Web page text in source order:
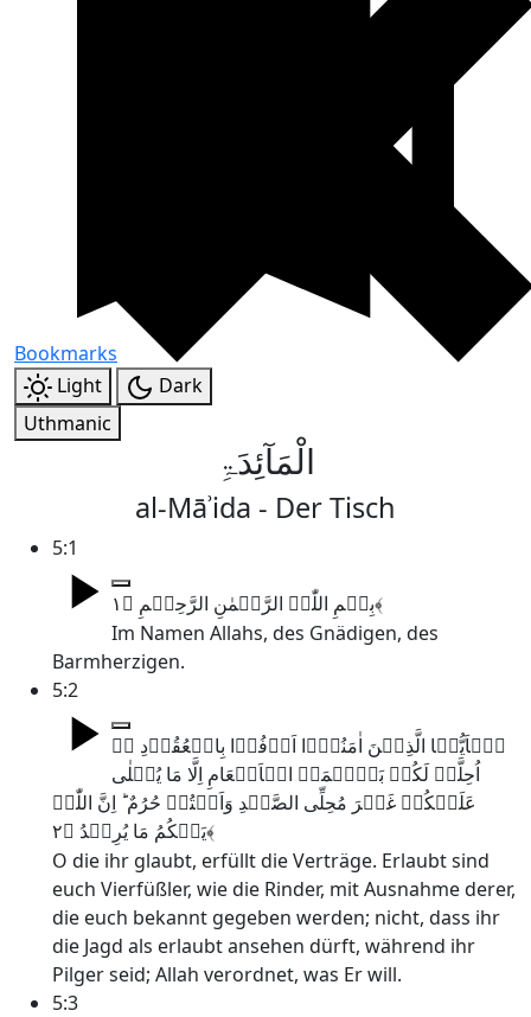
Bookmarks
Light
Dark
Uthmanic
الْمَآئِدَۃِ
al-Māʾida - Der Tisch
5:1
بِسۡمِ اللّٰہِ الرَّحۡمٰنِ الرَّحِیۡمِ ﴿۱﴾
Im Namen Allahs, des Gnädigen, des
Barmherzigen.
5:2
یٰۤاَیُّہَا الَّذِیۡنَ اٰمَنُوۡۤا اَوۡفُوۡا بِالۡعُقُوۡدِ ۬ؕ
اُحِلَّتۡ لَکُمۡ بَہِیۡمَۃُ الۡاَنۡعَامِ اِلَّا مَا یُتۡلٰی
عَلَیۡکُمۡ غَیۡرَ مُحِلِّی الصَّیۡدِ وَاَنۡتُمۡ حُرُمٌ ؕ اِنَّ اللّٰہَ
یَحۡکُمُ مَا یُرِیۡدُ ﴿۲﴾
O die ihr glaubt, erfüllt die Verträge. Erlaubt sind
euch Vierfüßler, wie die Rinder, mit Ausnahme derer,
die euch bekannt gegeben werden; nicht, dass ihr
die Jagd als erlaubt ansehen dürft, während ihr
Pilger seid; Allah verordnet, was Er will.
5:3